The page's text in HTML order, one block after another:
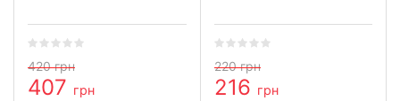
420грн
407 грн
220грн
216 грн